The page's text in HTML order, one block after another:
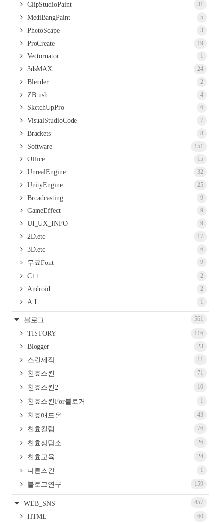
ClipStudioPaint 31
MediBangPaint 5
PhotoScape 3
ProCreate 19
Vectornator 1
3dsMAX 24
Blender 2
ZBrush 4
SketchUpPro 6
VisualStudioCode 7
Brackets 8
Software 151
Office 15
UnrealEngine 32
UnityEngine 25
Broadcasting 9
GameEffect 9
UI_UX_INFO 9
2D.etc 17
3D.etc 6
무료Font 9
C++ 2
Android 2
A.I 1
블로그 561
TISTORY 116
Blogger 23
스킨제작 11
친효스킨 71
친효스킨2 10
친효스킨For블로거 1
친효애드온 43
친효컬럼 76
친효상담소 26
친효교육 24
다른스킨 1
블로그연구 159
WEB_SNS 457
HTML 60